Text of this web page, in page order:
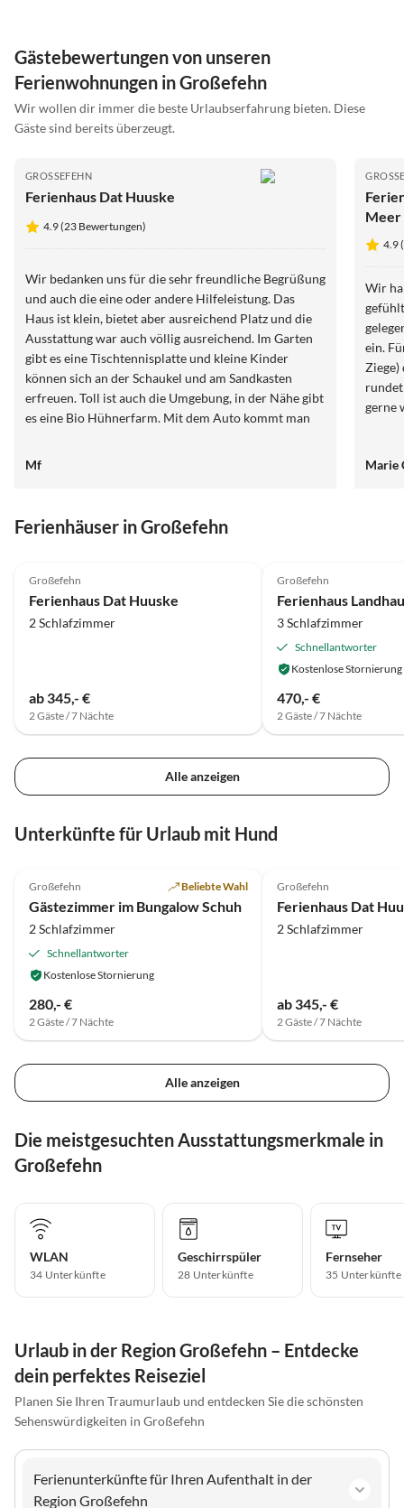
Gästebewertungen von unseren
Ferienwohnungen in Großefehn
Wir wollen dir immer die beste Urlaubserfahrung bieten. Diese
Gäste sind bereits überzeugt.
GROSSEFEHN
Ferienhaus Dat Huuske
4.9 (23 Bewertungen)
Wir bedanken uns für die sehr freundliche Begrüßung
und auch die eine oder andere Hilfeleistung. Das
Haus ist klein, bietet aber ausreichend Platz und die
Ausstattung war auch völlig ausreichend. Im Garten
gibt es eine Tischtennisplatte und kleine Kinder
können sich an der Schaukel und am Sandkasten
erfreuen. Toll ist auch die Umgebung, in der Nähe gibt
es eine Bio Hühnerfarm. Mit dem Auto kommt man
top.
Mf
Meer
4.9
Wir
ein.
Ziege)
gerne
Marie
Ferienhäuser in Großefehn
Großefehn
Ferienhaus Dat Huuske
2 Schlafzimmer
ab 345,- €
2 Gäste / 7 Nächte
Großefehn
3 Schlafzimmer
Schnellantworter
Kostenlose Stornierung
470,- €
2 Gäste / 7 Nächte
Alle anzeigen
Unterkünfte für Urlaub mit Hund
Großefehn Beliebte Wahl
Gästezimmer im Bungalow Schuh
2 Schlafzimmer
Schnellantworter
Kostenlose Stornierung
280,- €
2 Gäste / 7 Nächte
Großefehn
Ferienhaus Dat
2 Schlafzimmer
ab 345,- €
2 Gäste / 7 Nächte
Alle anzeigen
Die meistgesuchten Ausstattungsmerkmale in
Großefehn
WLAN
34 Unterkünfte
Geschirrspüler
28 Unterkünfte
Fernseher
35 Unterkünfte
Urlaub in der Region Großefehn – Entdecke
dein perfektes Reiseziel
Planen Sie Ihren Traumurlaub und entdecken Sie die schönsten
Sehenswürdigkeiten in Großefehn
Ferienunterkünfte für Ihren Aufenthalt in der
Region Großefehn